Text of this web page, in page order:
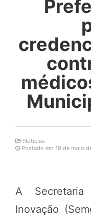
Notícias
Postado em 19 de maio
A
Inovação